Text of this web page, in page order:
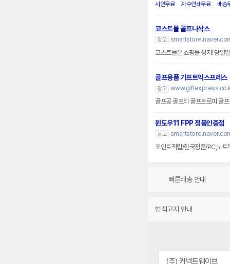
시안무료 자수인쇄무료 배송
코스트몰 골프니삭스
광고
코스트몰은 쇼핑몰 성지! 당일
골프용품 기프트익스프레스
광고
골프공 골프티 골프트로피 골
윈도우11 FPP 정품인증점
광고
포인트적립/한국정품/PC,노트
빠른배송 안내
법적고지 안내
(주) 커넥트웨이브